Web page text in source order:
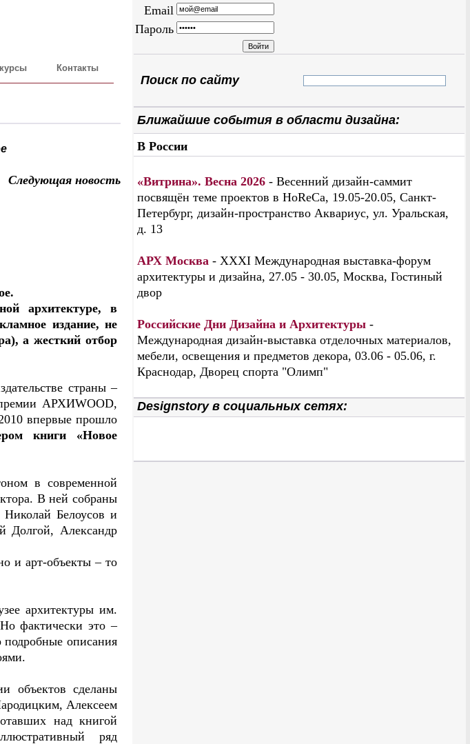
Контакты
Следующая новость
архитектуре, в
издание, не
а жесткий отбор
страны –
премии АРХИWOOD,
впервые прошло
книги «Новое
в современной
В ней собраны
Белоусов и
Александр
и арт-объекты – то
архитектуры им.
фактически это –
подробные описания
объектов сделаны
Алексеем
над книгой
ряд
Email
Пароль
Поиск по сайту
Ближайшие события в области дизайна:
В России
«Витрина». Весна 2026 - Весенний дизайн-саммит
посвящён теме проектов в HoReCa, 19.05-20.05, Санкт-
Петербург, дизайн-пространство Аквариус, ул. Уральская,
д. 13
АРХ Москва - XXXI Международная выставка-форум
архитектуры и дизайна, 27.05 - 30.05, Москва, Гостиный
двор
Российские Дни Дизайна и Архитектуры -
Международная дизайн-выставка отделочных материалов,
мебели, освещения и предметов декора, 03.06 - 05.06, г.
Краснодар, Дворец спорта "Олимп"
Designstory в социальных сетях: